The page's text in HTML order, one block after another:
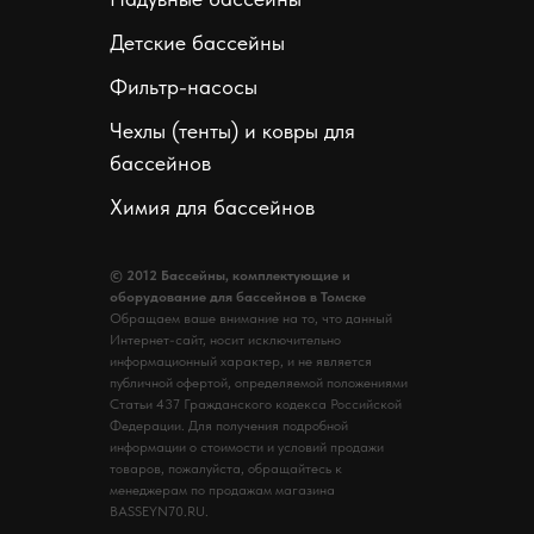
Детские бассейны
Фильтр-насосы
Чехлы (тенты) и ковры для
бассейнов
Химия для бассейнов
© 2012 Бассейны, комплектующие и
оборудование для бассейнов в Томске
Обращаем ваше внимание на то, что данный
Интернет-сайт, носит исключительно
информационный характер, и не является
публичной офертой, определяемой положениями
Статьи 437 Гражданского кодекса Российской
Федерации. Для получения подробной
информации о стоимости и условий продажи
товаров, пожалуйста, обращайтесь к
менеджерам по продажам магазина
BASSEYN70.RU.